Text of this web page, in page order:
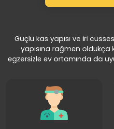
Güçlü kas yapısı ve iri
yapısına rağmen oldukça
egzersizle ev ortamında da